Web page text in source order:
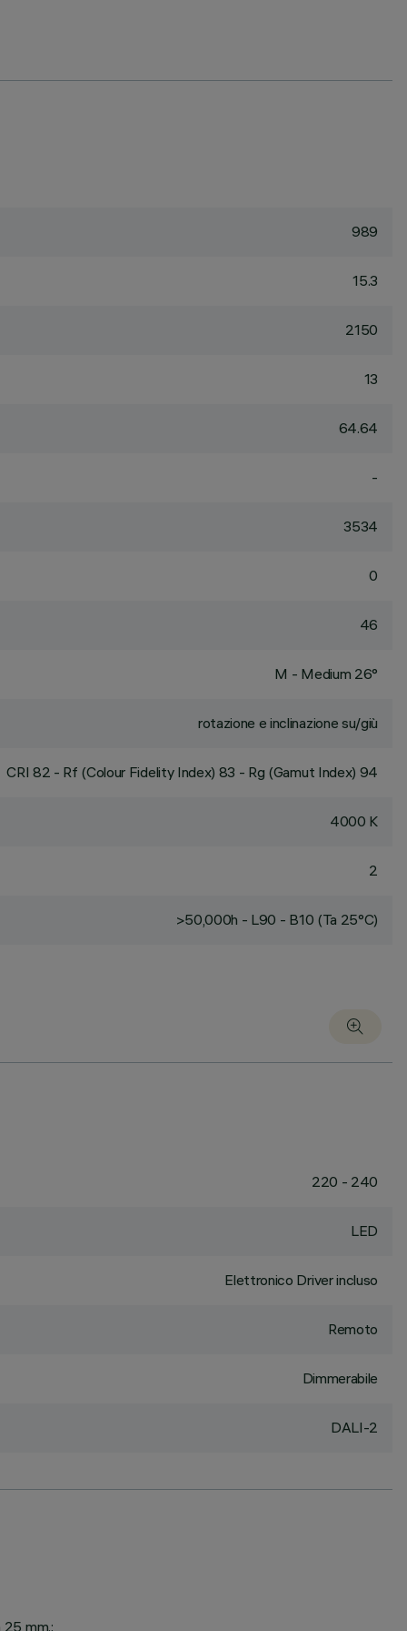
989
15.3
2150
13
64.64
-
3534
0
46
M - Medium 26°
rotazione e inclinazione su/giù
CRI 82 - Rf (Colour Fidelity Index) 83 - Rg (Gamut Index) 94
4000 K
2
>50,000h - L90 - B10 (Ta 25°C)
220 - 240
LED
Elettronico Driver incluso
Remoto
Dimmerabile
DALI-2
mm.;